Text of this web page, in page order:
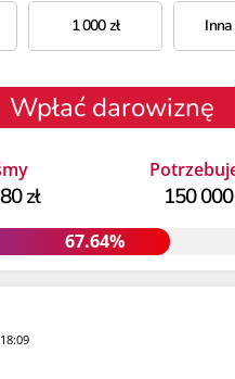
1 000zł
Wpłać darowiznę
zł 150 000
67.64%
67.64%